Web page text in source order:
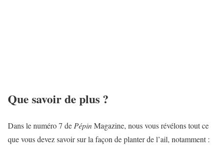
Que savoir de plus ?
Dans le numéro 7 dePépinMagazine, nous vous révélons tout ce
que vous devez savoir sur la façon de planter de l’ail, notamment :